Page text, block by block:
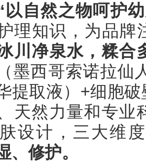
以自然之物呵护
理知识，为品
川净泉水，糅合
（墨西哥索诺拉
提取液）+细胞
天然力量和专业
设计，三大维
、修护。